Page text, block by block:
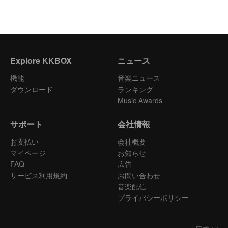
Explore KKBOX
機能
ダウンロード
ニュース
音楽ニュース
ランキング
Music Awards
サポート
お支払い
マイページ
FAQ
サービス利用規約
会社情報
会社概要
お知らせ
広告
お問い合わせ
音楽配信
プライバシーポリシー